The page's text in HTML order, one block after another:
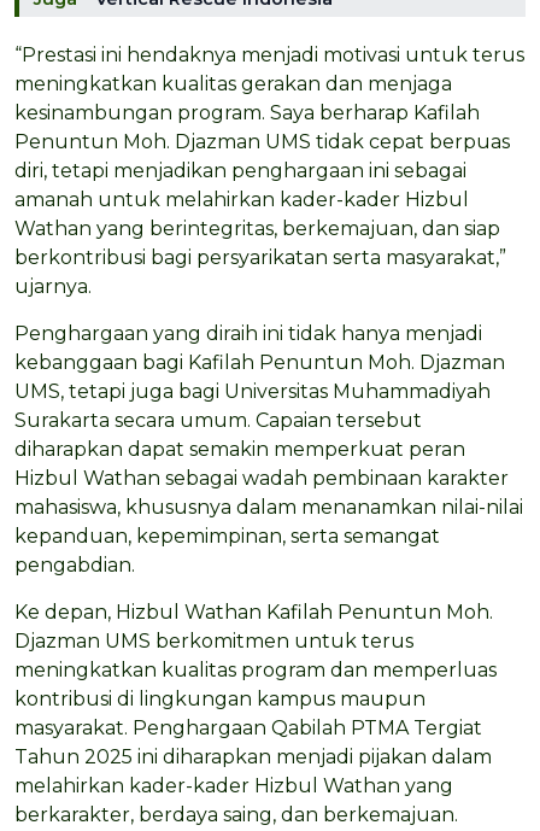
“Prestasi ini hendaknya menjadi motivasi untuk terus
meningkatkan kualitas gerakan dan menjaga
kesinambungan program. Saya berharap Kafilah
Penuntun Moh. Djazman UMS tidak cepat berpuas
diri, tetapi menjadikan penghargaan ini sebagai
amanah untuk melahirkan kader-kader Hizbul
Wathan yang berintegritas, berkemajuan, dan siap
berkontribusi bagi persyarikatan serta masyarakat,”
ujarnya.
Penghargaan yang diraih ini tidak hanya menjadi
kebanggaan bagi Kafilah Penuntun Moh. Djazman
UMS, tetapi juga bagi Universitas Muhammadiyah
Surakarta secara umum. Capaian tersebut
diharapkan dapat semakin memperkuat peran
Hizbul Wathan sebagai wadah pembinaan karakter
mahasiswa, khususnya dalam menanamkan nilai-nilai
kepanduan, kepemimpinan, serta semangat
pengabdian.
Ke depan, Hizbul Wathan Kafilah Penuntun Moh.
Djazman UMS berkomitmen untuk terus
meningkatkan kualitas program dan memperluas
kontribusi di lingkungan kampus maupun
masyarakat. Penghargaan Qabilah PTMA Tergiat
Tahun 2025 ini diharapkan menjadi pijakan dalam
melahirkan kader-kader Hizbul Wathan yang
berkarakter, berdaya saing, dan berkemajuan.